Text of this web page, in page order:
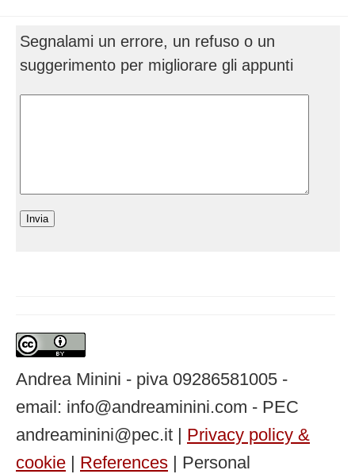
Segnalami un errore, un refuso o un
suggerimento per migliorare gli appunti
Andrea Minini - piva 09286581005 -
email: info@andreaminini.com - PEC
andreaminini@pec.it | Privacy policy &
cookie
References | Personal